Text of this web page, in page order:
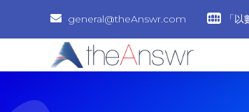
general@theAnswr.com 「